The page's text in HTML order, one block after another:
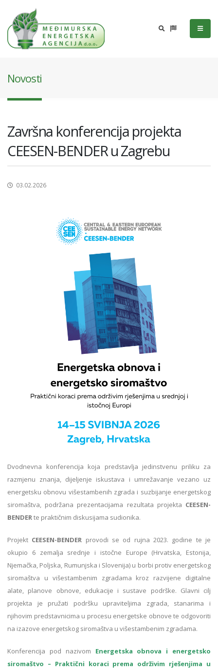
Novosti
Završna konferencija projekta
CEESEN-BENDER u Zagrebu
03.02.2026
Dvodnevna konferencija koja predstavlja jedinstvenu priliku za
razmjenu znanja, dijeljenje iskustava i umrežavanje vezano uz
energetsku obnovu višestambenih zgrada i suzbijanje energetskog
siromaštva, podržana prezentacijama rezultata projekta CEESEN-
BENDER te praktičnim diskusijama sudionika.
Projekt CEESEN-BENDER provodi se od rujna 2023. godine te je
okupio 6 zemalja srednje i istočne Europe (Hrvatska, Estonija,
Njemačka, Poljska, Rumunjska i Slovenija) u borbi protiv energetskog
siromaštva u višestambenim zgradama kroz razvijene digitalne
alate, planove obnove, edukacije i sustave podrške. Glavni cilj
projekta je pružati podršku upraviteljima zgrada, stanarima i
njihovim predstavnicima u procesu energetske obnove te odgovoriti
na izazove energetskog siromaštva u višestambenim zgradama.
Konferencija pod nazivom Energetska obnova i energetsko
siromaštvo – Praktični koraci prema održivim rješenjima u